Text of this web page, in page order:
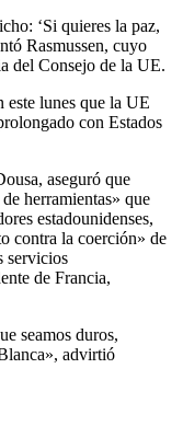
‘Si quieres la paz,
Rasmussen, cuyo
del Consejo de la UE.
este lunes que la UE
con Estados
aseguró que
herramientas» que
estadounidenses,
contra la coerción» de
servicios
de Francia,
seamos duros,
advirtió